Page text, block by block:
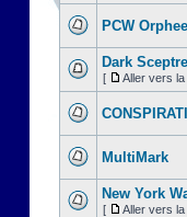
PCW Orphee
Dark
[ Aller vers la
MultiMark
New York
[ Aller vers la